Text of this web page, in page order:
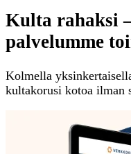
Kulta rahaksi
palvelumme
Kolmella
kultakorusi kotoa ilman